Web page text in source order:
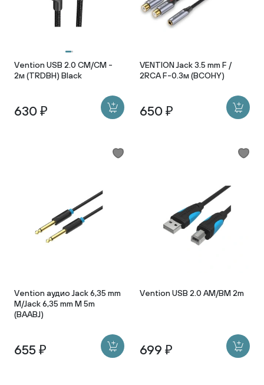
Vention USB 2.0 CM/CM -
2м (TRDBH) Black
630 ₽
VENTION Jack 3.5 mm F /
2RCA F-0.3м (BCOHY)
650 ₽
Vention аудио Jack 6,35 mm
M/Jack 6,35 mm M 5m
(BAABJ)
655 ₽
Vention USB 2.0 AM/BM 2m
699 ₽